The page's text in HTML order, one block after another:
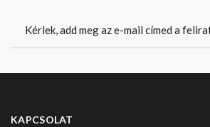
KAPCSOLAT